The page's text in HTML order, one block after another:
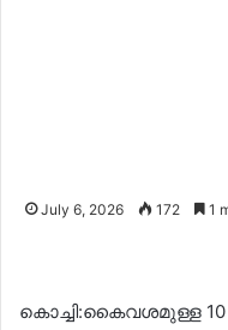
July 6, 2026 172 1
കൊച്ചി:കൈവശമുള്ള